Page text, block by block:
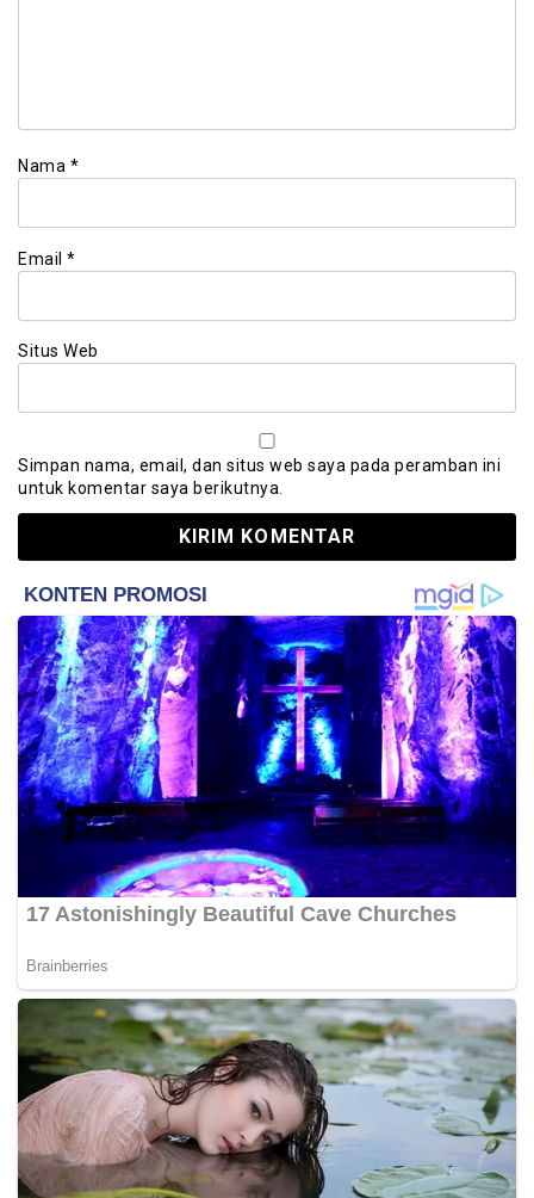
Nama *
Email *
Situs Web
Simpan nama, email, dan situs web saya pada peramban ini
untuk komentar saya berikutnya.